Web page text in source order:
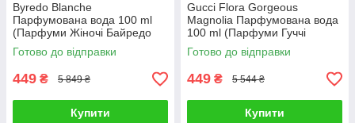
Byredo Blanche
Парфумована вода 100 ml
(Парфуми Жіночі Байредо
Бланш)
Готово до відправки
449 ₴ 5 849 ₴
Купити
Gucci Flora Gorgeous
Magnolia Парфумована вода
100 ml (Парфуми Гуччі
Флора Горджес Магнолія
Парфуми Жіночі)
Готово до відправки
449 ₴ 5 544 ₴
Купити